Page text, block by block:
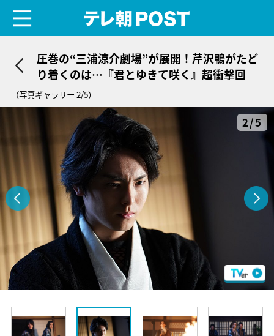
圧巻の“三浦涼介劇場”が展開！芹沢鴨がたど
り着くのは…『君とゆきて咲く』超衝撃回
（写真ギャラリー 2/5）
2/5